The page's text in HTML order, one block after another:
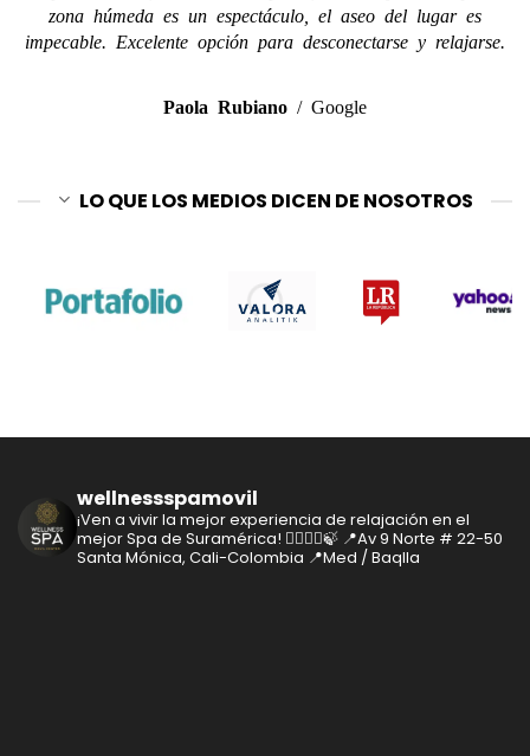
zona húmeda es un espectáculo, el aseo del lugar es
impecable. Excelente opción para desconectarse y relajarse.
Paola Rubiano / Google
LO QUE LOS MEDIOS DICEN DE NOSOTROS
wellnessspamovil
¡Ven a vivir la mejor experiencia de relajación en el
mejor Spa de Suramérica! 🧘‍♂️🧘‍♀️🍃 📍Av 9 Norte # 22-50
Santa Mónica, Cali-Colombia 📍Med / Baqlla